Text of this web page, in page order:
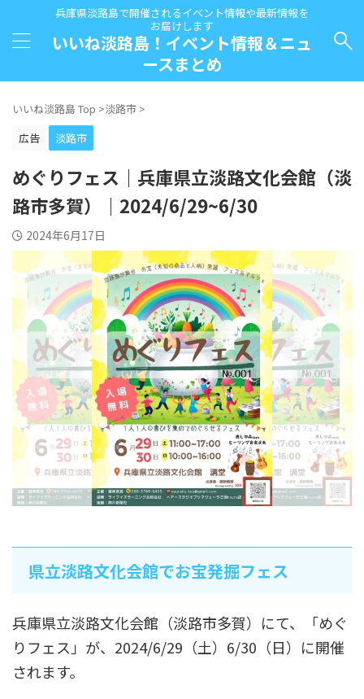
兵庫県淡路島で開催されるイベント情報や最新情報を
お届けします
いいね淡路島！イベント情報＆ニュ
ースまとめ
いいね淡路島 Top >淡路市 >
広告
淡路市
めぐりフェス｜兵庫県立淡路文化会館（淡
路市多賀）｜2024/6/29~6/30
2024年6月17日
県立淡路文化会館でお宝発掘フェス
兵庫県立淡路文化会館（淡路市多賀）にて、「めぐ
りフェス」が、2024/6/29（土）6/30（日）に開催
されます。